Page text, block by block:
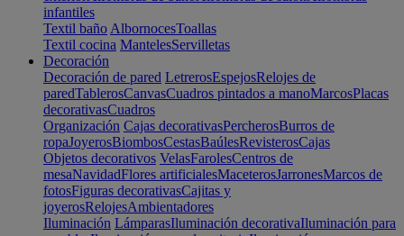
infantiles
Textil baño AlbornocesToallas
Textil cocina MantelesServilletas
Decoración
Decoración de pared LetrerosEspejosRelojes de
paredTablerosCanvasCuadros pintados a manoMarcosPlacas
decorativasCuadros
Organización Cajas decorativasPercherosBurros de
ropaJoyerosBiombosCestasBaúlesRevisterosCajas
Objetos decorativos VelasFarolesCentros de
mesaNavidadFlores artificialesMaceterosJarronesMarcos de
fotosFiguras decorativasCajitas y
joyerosRelojesAmbientadores
Iluminación LámparasIluminación decorativaIluminación para